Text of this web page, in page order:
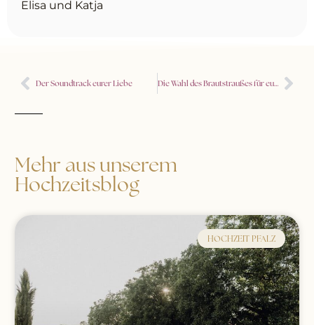
Elisa und Katja
Der Soundtrack eurer Liebe Die Wahl des Brautstraußes für eure Hochzeit in Mecklenburg Vorpommern
Mehr aus unserem
Hochzeitsblog
HOCHZEIT PFALZ